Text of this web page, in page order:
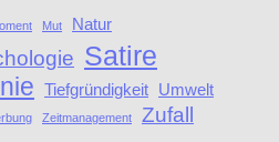
Mut Natur
Satire
Tiefgründigkeit Umwelt
Zeitmanagement Zufall